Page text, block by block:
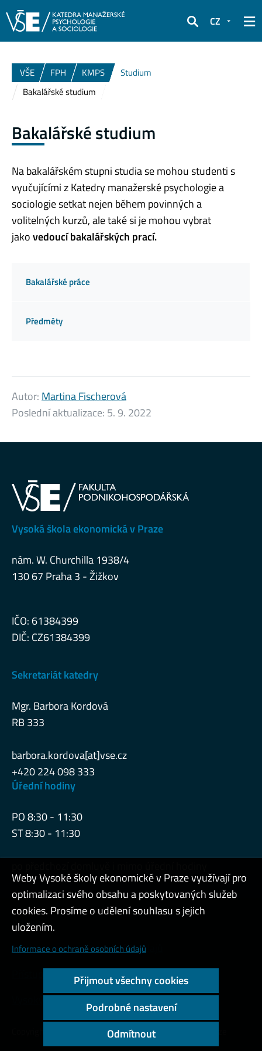
Hledat
CZ
VŠE FPH KMPS
Studium
Bakalářské studium
Bakalářské studium
Na bakalářském stupni studia se mohou studenti s
vyučujícími z Katedry manažerské psychologie a
sociologie setkat nejen během povinných a
volitelných kurzů, ale také si je mohou vybrat
jakovedoucí bakalářských prací.
Bakalářské práce
Předměty
Autor: Martina Fischerová
Poslední aktualizace: 5. 9. 2022
Vysoká škola ekonomická v Praze
nám. W. Churchilla 1938/4
130 67 Praha 3 - Žižkov
IČO: 61384399
DIČ: CZ61384399
Sekretariát katedry
Mgr. Barbora Kordová
RB 333
barbora.kordova[at]vse.cz
+420 224 098 333
Úřední hodiny
PO 8:30 - 11:30
ST 8:30 - 11:30
Admin
Cookies a ochrana osobních údajů
Přístupnost webu
Vysoký kontrast
Copyright © 2000 - 2026 Vysoká škola ekonomická v Praze
Weby Vysoké školy ekonomické v Praze využívají pro
optimalizaci svého obsahu a poskytovaných služeb
cookies. Prosíme o udělení souhlasu s jejich
uložením.
Informace o ochraně osobních údajů
Přijmout všechny cookies
Podrobné nastavení
Odmítnout